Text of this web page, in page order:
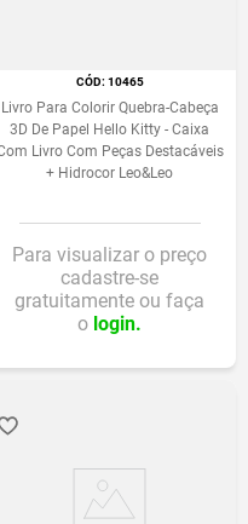
:10465
Livro Para Colorir Quebra-Cabeça
3D De Papel Hello Kitty - Caixa
Livro Com Peças Destacáveis
+ Hidrocor Leo&Leo
Para visualizar o preço
cadastre-se
gratuitamente ou faça
o login.